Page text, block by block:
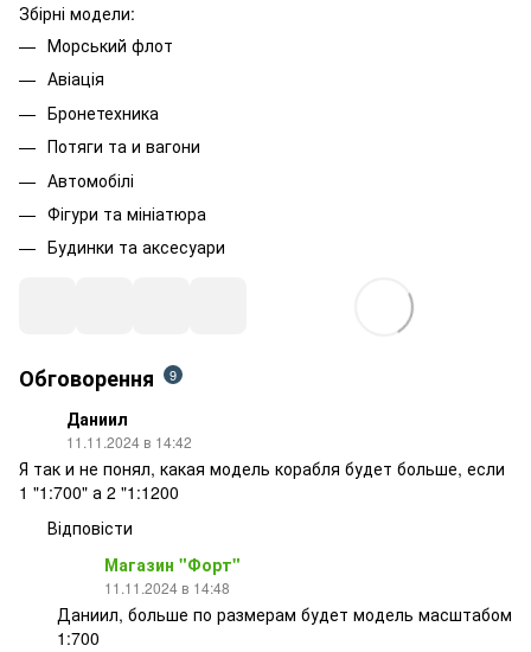
Збірні модели:
Морський флот
Авіація
Бронетехника
Потяги та и вагони
Автомобілі
Фігури та мініатюра
Будинки та аксесуари
Обговорення 9
Даниил
11.11.2024 в 14:42
Я так и не понял, какая модель корабля будет больше, если
1 "1:700" а 2 "1:1200
Відповісти
Магазин "Форт"
11.11.2024 в 14:48
Даниил, больше по размерам будет модель масштабом
1:700